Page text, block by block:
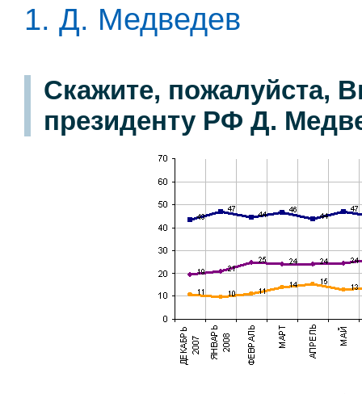
1. Д. Медведев
Скажите, пожалуйста,
президенту РФ Д.